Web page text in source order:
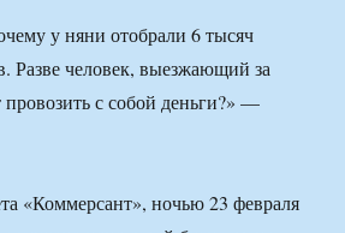
у няни отобрали 6 тысяч
Разве человек, выезжающий за
с собой деньги?» —
«Коммерсант», ночью 23 февраля